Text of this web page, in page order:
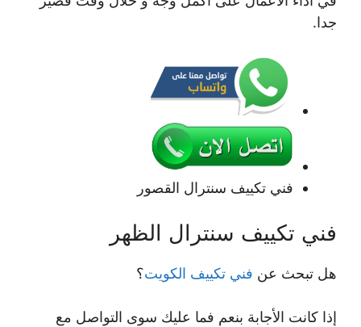
جدا.
فني تكييف سنترال القصور
فني تكييف سنترال الظهر
هل تبحث عن فني تكييف الكويت؟
إذا كانت الأجابة بنعم فما عليك سوى التواصل مع